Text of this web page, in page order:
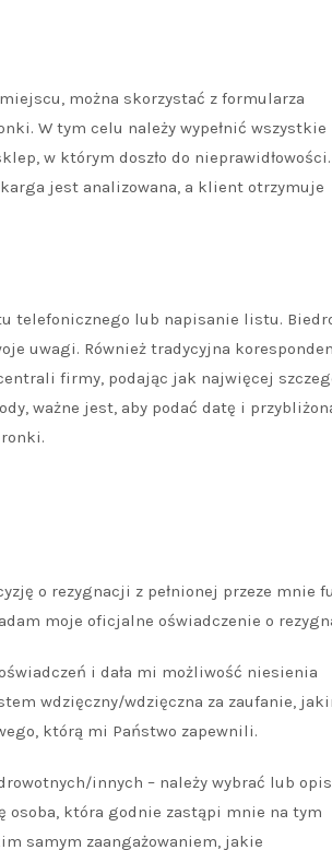
można skorzystać z formularza
W tym celu należy wypełnić wszystkie
w którym doszło do
jest analizowana, a klient otrzymuje
telefonicznego lub napisanie listu.
uwagi. Również tradycyjna
firmy, podając jak najwięcej
ważne jest, aby podać datę i
o rezygnacji z pełnionej przeze mnie
moje oficjalne oświadczenie o
i dała mi możliwość niesienia
wdzięczny/wdzięczna za zaufanie,
którą mi Państwo zapewnili.
innych – należy wybrać lub
osoba, która godnie zastąpi mnie na tym
samym zaangażowaniem, jakie